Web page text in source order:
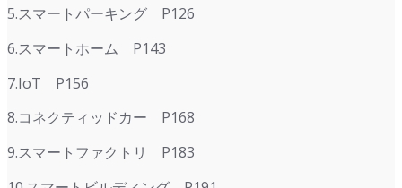
5.スマートパーキング P126
6.スマートホーム P143
7.IoT P156
8.コネクティッドカー P168
9.スマートファクトリ P183